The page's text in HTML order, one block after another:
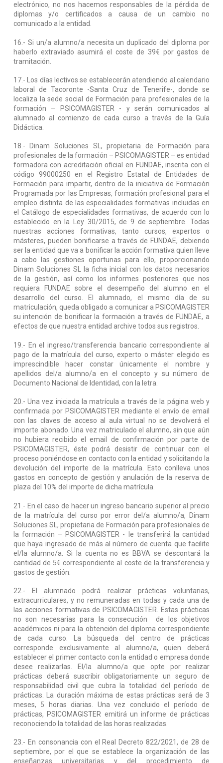
electrónico, no nos hacemos responsables de la pérdida de
diplomas y/o certificados a causa de un cambio no
comunicado a la entidad.
16.- Si un/a alumno/a necesita un duplicado del diploma por
haberlo extraviado asumirá el coste de 39€ por gastos de
tramitación.
17.- Los días lectivos se establecerán atendiendo al calendario
laboral de Tacoronte -Santa Cruz de Tenerife-, donde se
localiza la sede social de Formación para profesionales de la
formación – PSICOMAGISTER - y serán comunicados al
alumnado al comienzo de cada curso a través de la Guía
Didáctica.
18.- Dinam Soluciones SL, propietaria de Formación para
profesionales de la formación – PSICOMAGISTER – es entidad
formadora con acreditación oficial en FUNDAE, inscrita con el
código 99000250 en el Registro Estatal de Entidades de
Formación para impartir, dentro de la iniciativa de Formación
Programada por las Empresas, formación profesional para el
empleo distinta de las especialidades formativas incluidas en
el Catálogo de especialidades formativas, de acuerdo con lo
establecido en la Ley 30/2015, de 9 de septiembre. Todas
nuestras acciones formativas, tanto cursos, expertos o
másteres, pueden bonificarse a través de FUNDAE, debiendo
ser la entidad que va a bonificar la acción formativa quien lleve
a cabo las gestiones oportunas para ello, proporcionando
Dinam Soluciones SL la ficha inicial con los datos necesarios
de la gestión, así como los informes posteriores que nos
requiera FUNDAE sobre el desempeño del alumno en el
desarrollo del curso. El alumnado, el mismo día de su
matriculación, queda obligado a comunicar a PSICOMAGISTER
su intención de bonificar la formación a través de FUNDAE, a
efectos de que nuestra entidad archive todos sus registros.
19.- En el ingreso/transferencia bancario correspondiente al
pago de la matrícula del curso, experto o máster elegido es
imprescindible hacer constar únicamente el nombre y
apellidos del/a alumno/a en el concepto y su número de
Documento Nacional de Identidad, con la letra.
20.- Una vez iniciada la matrícula a través de la página web y
confirmada por PSICOMAGISTER mediante el envío de email
con las claves de acceso al aula virtual no se devolverá el
importe abonado. Una vez matriculado el alumno, sin que aún
no hubiera recibido el email de confirmación por parte de
PSICOMAGISTER, éste podrá desistir de continuar con el
proceso poniéndose en contacto con la entidad y solicitando la
devolución del importe de la matrícula. Esto conlleva unos
gastos en concepto de gestión y anulación de la reserva de
plaza del 10% del importe de dicha matrícula.
21.- En el caso de hacer un ingreso bancario superior al precio
de la matrícula del curso por error del/a alumno/a, Dinam
Soluciones SL, propietaria de Formación para profesionales de
la formación – PSICOMAGISTER - le transferirá la cantidad
que haya ingresado de más al número de cuenta que facilite
el/la alumno/a. Si la cuenta no es BBVA se descontará la
cantidad de 5€ correspondiente al coste de la transferencia y
gastos de gestión.
22.- El alumnado podrá realizar prácticas voluntarias,
extracurriculares, y no remuneradas en todas y cada una de
las acciones formativas de PSICOMAGISTER. Estas prácticas
no son necesarias para la consecución de los objetivos
académicos ni para la obtención del diploma correspondiente
de cada curso. La búsqueda del centro de prácticas
corresponde exclusivamente al alumno/a, quien deberá
establecer el primer contacto con la entidad o empresa donde
desee realizarlas. El/la alumno/a que opte por realizar
prácticas deberá suscribir obligatoriamente un seguro de
responsabilidad civil que cubra la totalidad del período de
prácticas. La duración máxima de estas prácticas será de 3
meses, 5 horas diarias. Una vez concluido el período de
prácticas, PSICOMAGISTER emitirá un informe de prácticas
reconociendo la totalidad de las horas realizadas.
23.- En consonancia con el Real Decreto 822/2021, de 28 de
septiembre, por el que se establece la organización de las
enseñanzas universitarias y del procedimiento de